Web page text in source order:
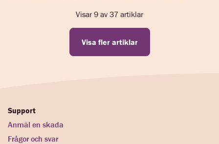
Visar 9 av 37 artiklar
Visa fler artiklar
Support
Anmäl en skada
Frågor och svar